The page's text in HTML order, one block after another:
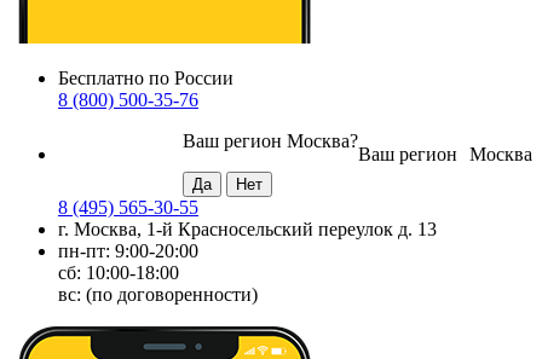
Бесплатно по России
8 (800) 500-35-76
Москва
Ваш регион
Ваш регион Москва?
8 (495) 565-30-55
г. Москва, 1-й Красносельский переулок д. 13
пн-пт: 9:00-20:00
сб: 10:00-18:00
вс: (по договоренности)